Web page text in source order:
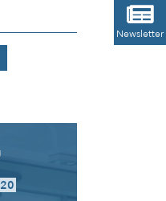

Newsletter